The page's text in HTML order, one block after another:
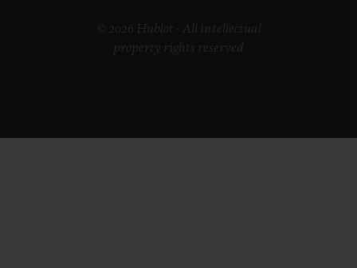
© 2026 Hublot - All intellectual
property rights reserved